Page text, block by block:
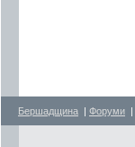
Бершадщина | Форуми |